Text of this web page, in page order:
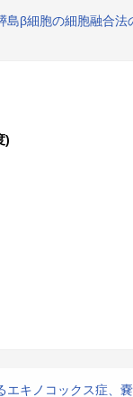
島β細胞の細胞融合法
)
エキノコックス症、